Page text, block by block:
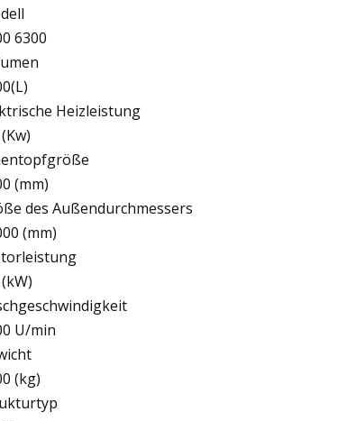
6300
Heizleistung
(mm)
des Außendurchmessers
(mm)
U/min
(kg)